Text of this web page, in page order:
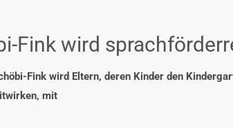
Fink wird
Fink wird Eltern, deren Kinder den
mit